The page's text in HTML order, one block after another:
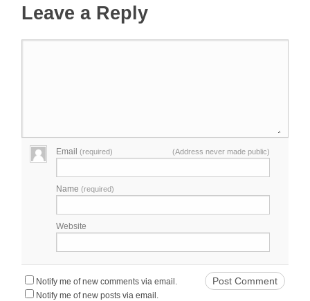
Leave a Reply
Email(required) (Address never made public)
Name(required)
Website
Notify me of new comments via email.
Notify me of new posts via email.